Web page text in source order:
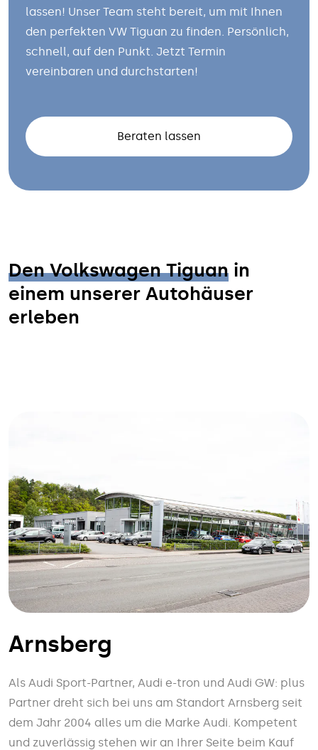
lassen! Unser Team steht bereit, um mit Ihnen
den perfekten VW Tiguan zu finden. Persönlich,
schnell, auf den Punkt. Jetzt Termin
vereinbaren und durchstarten!
Beraten lassen
Den Volkswagen Tiguan in
einem unserer Autohäuser
erleben
Arnsberg
Als Audi Sport-Partner, Audi e-tron und Audi GW: plus
Partner dreht sich bei uns am Standort Arnsberg seit
dem Jahr 2004 alles um die Marke Audi. Kompetent
und zuverlässig stehen wir an Ihrer Seite beim Kauf